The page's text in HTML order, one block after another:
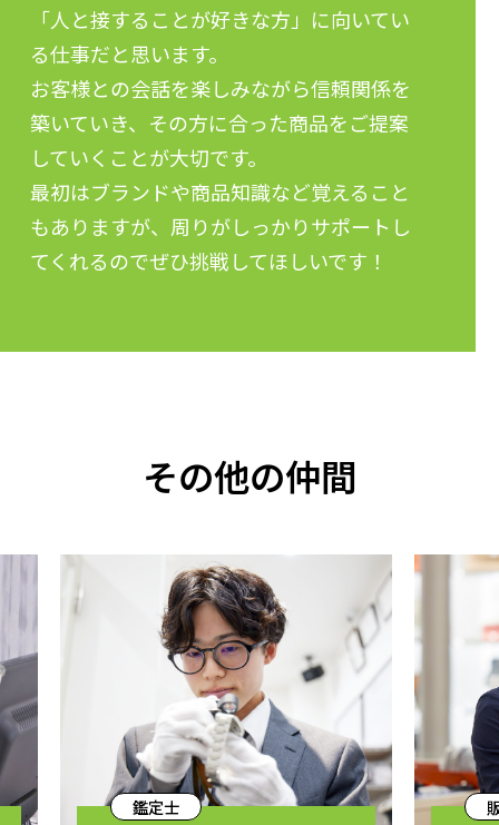
「人と接することが好きな方」に向いてい
る仕事だと思います。
お客様との会話を楽しみながら信頼関係を
築いていき、その方に合った商品をご提案
していくことが大切です。
最初はブランドや商品知識など覚えること
もありますが、周りがしっかりサポートし
てくれるのでぜひ挑戦してほしいです！
その他の仲間
鑑定士